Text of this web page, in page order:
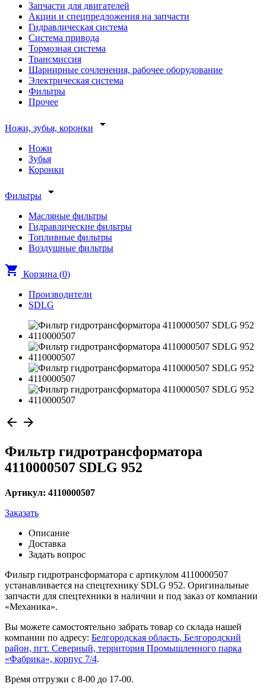
Запчасти для двигателей
Акции и спецпредложения на запчасти
Гидравлическая система
Система привода
Тормозная система
Трансмиссия
Шарнирные сочленения, рабочее оборудование
Электрическая система
Фильтры
Прочее
Ножи, зубья, коронки arrow_drop_down
Ножи
Зубья
Коронки
Фильтры arrow_drop_down
Масляные фильтры
Гидравлические фильтры
Топливные фильтры
Воздушные фильтры
shopping_cart Корзина (0)
Производители
SDLG
arrow_back arrow_forward
Фильтр гидротрансформатора
4110000507 SDLG 952
Артикул: 4110000507
Заказать
Описание
Доставка
Задать вопрос
Фильтр гидротрансформатора с артикулом 4110000507
устанавливается на спецтехнику SDLG 952. Оригинальные
запчасти для спецтехники в наличии и под заказ от компании
«Механика».
Вы можете самостоятельно забрать товар со склада нашей
компании по адресу: Белгородская область, Белгородский
район, пгт. Северный, территория Промышленного парка
«Фабрика», корпус 7/4.
Время отгрузки с 8-00 до 17-00.